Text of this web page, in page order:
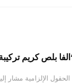
الحقول الإلزامية مشار